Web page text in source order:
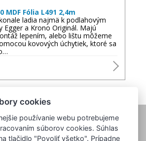
MDF Fólia L491 2,4m
ladia najmä k podlahovým
Egger a Krono Originál. Majú
lepením, alebo lištu môžeme
kovových úchytiek, ktoré sa
cookies
používanie webu potrebujeme
súborov cookies. Súhlas
tlačidlo "Povoliť všetko". Prípadne